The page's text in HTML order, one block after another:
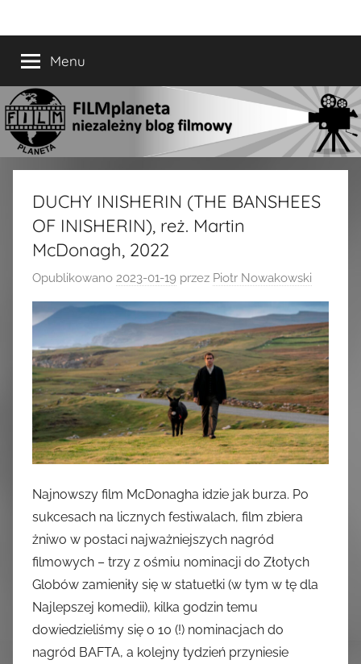
do
treści
FILMplaneta
filmowyMenu
DUCHY INISHERIN (THE BANSHEES
OF INISHERIN), reż. Martin
McDonagh, 2022
Opublikowano 2023-01-19 przez Piotr Nowakowski
Najnowszy film McDonagha idzie jak burza. Po
sukcesach na licznych festiwalach, film zbiera
żniwo w postaci najważniejszych nagród
filmowych – trzy z ośmiu nominacji do Złotych
Globów zamieniły się w statuetki (w tym w tę dla
Najlepszej komedii), kilka godzin temu
dowiedzieliśmy się o 10 (!) nominacjach do
nagród BAFTA, a kolejny tydzień przyniesie